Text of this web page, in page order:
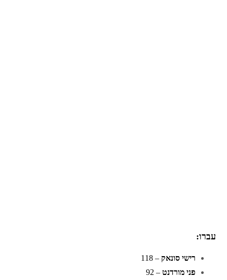
עברו:
רישי סונאק – 118
פני מורדנט – 92